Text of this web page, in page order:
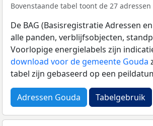
Bovenstaande tabel toont de 27
De BAG (Basisregistratie Adressen
alle panden, verblijfsobjecten,
Voorlopige energielabels zijn
download voor de gemeente Gouda
tabel zijn gebaseerd op een
Adressen Gouda Tabelgebruik